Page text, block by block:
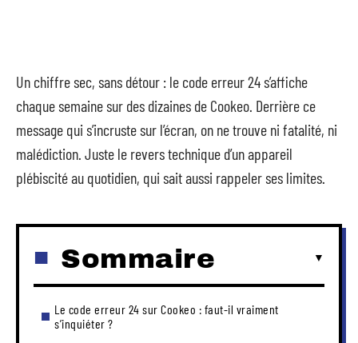
Un chiffre sec, sans détour : le code erreur 24 s’affiche
chaque semaine sur des dizaines de Cookeo. Derrière ce
message qui s’incruste sur l’écran, on ne trouve ni fatalité, ni
malédiction. Juste le revers technique d’un appareil
plébiscité au quotidien, qui sait aussi rappeler ses limites.
Sommaire
Le code erreur 24 sur Cookeo : faut-il vraiment
s’inquiéter ?